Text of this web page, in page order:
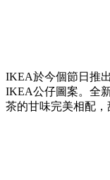
IKEA於今個節日推
IKEA公仔圖案。全
茶的甘味完美相配，